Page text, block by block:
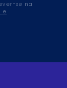
se na
e